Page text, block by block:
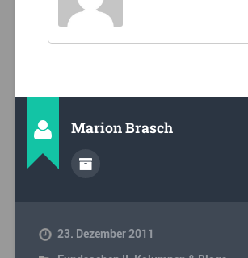
Marion Brasch
23. Dezember 2011